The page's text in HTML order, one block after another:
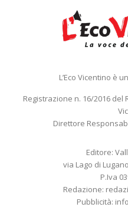
L’Eco Vicentino è
Registrazione n. 16/2016 del
Direttore
Editore:
via Lago di
P.Iva
Redazione:
Pubblicità: